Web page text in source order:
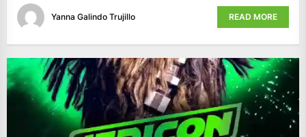
Yanna Galindo Trujillo READ MORE